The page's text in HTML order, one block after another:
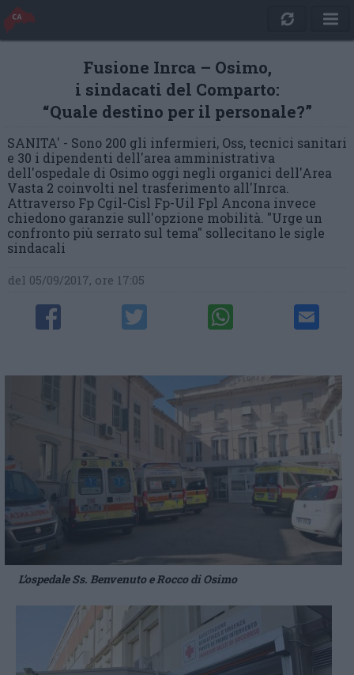
Fusione Inrca – Osimo,
i sindacati del Comparto:
“Quale destino per il personale?”
SANITA' - Sono 200 gli infermieri, Oss, tecnici sanitari
e 30 i dipendenti dell'area amministrativa
dell'ospedale di Osimo oggi negli organici dell'Area
Vasta 2 coinvolti nel trasferimento all'Inrca.
Attraverso Fp Cgil-Cisl Fp-Uil Fpl Ancona invece
chiedono garanzie sull'opzione mobilità. "Urge un
confronto più serrato sul tema" sollecitano le sigle
sindacali
del 05/09/2017, ore 17:05
L’ospedale Ss. Benvenuto e Rocco di Osimo